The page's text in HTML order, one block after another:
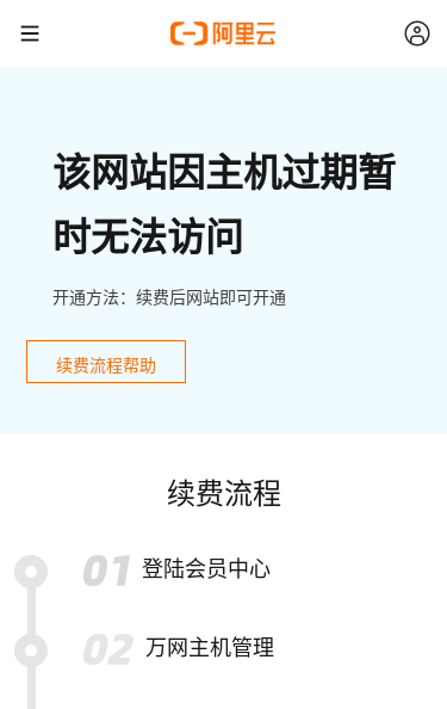
该网站因主机过期暂
时无法访问
开通方法：续费后网站即可开通
续费流程帮助
续费流程
登陆会员中心
万网主机管理